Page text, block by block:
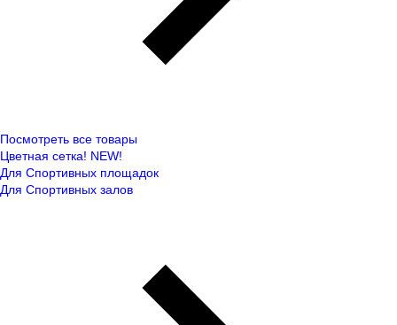
Посмотреть все товары
Цветная сетка! NEW!
Для Спортивных площадок
Для Спортивных залов